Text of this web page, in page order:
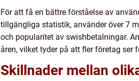
För att få en bättre förståelse av
tillgängliga statistik, använder över 7
och popularitet av swishbetalningar.
åren, vilket tyder på att fler företag
Skillnader mellan